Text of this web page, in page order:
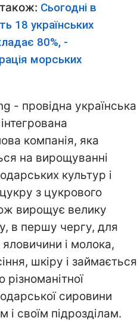
Сьогодні в
18 українських
80%, -
морських
- провідна українська
компанія, яка
на вирощуванні
культур і
з цукрового
вирощує велику
в першу чергу, для
і молока,
шкіру і займається
сировини
і своїм підрозділам.